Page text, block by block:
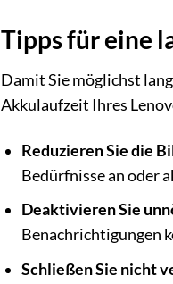
Tipps für eine
Damit Sie möglichst
Akkulaufzeit Ihres
Reduzieren Sie die
Bedürfnisse an oder
Deaktivieren Sie
Benachrichtigungen
Schließen Sie nicht